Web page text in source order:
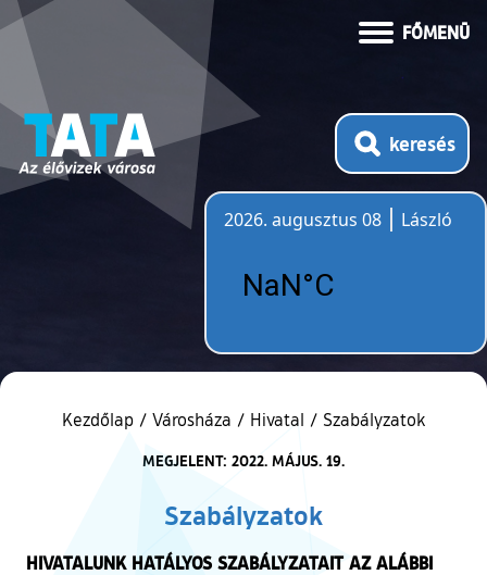
FŐMENÜ
keresés
2026. augusztus 08
László
Kezdőlap / Városháza / Hivatal / Szabályzatok
MEGJELENT: 2022. MÁJUS. 19.
Szabályzatok
HIVATALUNK HATÁLYOS SZABÁLYZATAIT AZ ALÁBBI